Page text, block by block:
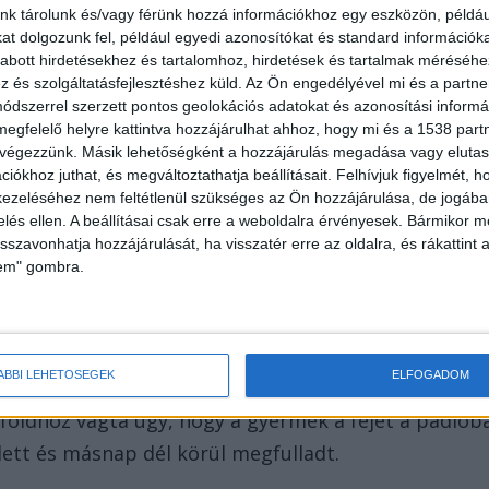
tárolunk és/vagy férünk hozzá információkhoz egy eszközön,
dolgozunk fel, például egyedi azonosítókat és standard
hirdetésekhez és tartalomhoz, hirdetések és tartalmak
és szolgáltatásfejlesztéshez küld. Az Ön engedélyével mi és a
szerzett pontos geolokációs adatokat és azonosítási
helyre kattintva hozzájárulhat ahhoz, hogy mi és a 1538
Másik lehetőségként a hozzájárulás megadása vagy
juthat, és megváltoztathatja beállításait. Felhívjuk figyelmét,
nem feltétlenül szükséges az Ön hozzájárulása, de
ellen. A beállításai csak erre a weboldalra érvényesek. Bármikor
hozzájárulását, ha visszatér erre az oldalra, és rákattint
gombra.
LEHETŐSÉGEK ELFOGADOM
újabb megrázó részletek derültek ki. Az Országos
munkatársa azRTL Híradónak elmondta,
volt, és azonnal megkezdték a telefonon
A csatorna úgy tudja a rendőrségnek a
láttak a kisfiú fején.
és a 23 éves párját már bíróság elé állították,
közleménye szerint a kisfiú sírt szerda
vágta úgy, hogy a gyermek a fejét a
és másnap dél körül megfulladt.